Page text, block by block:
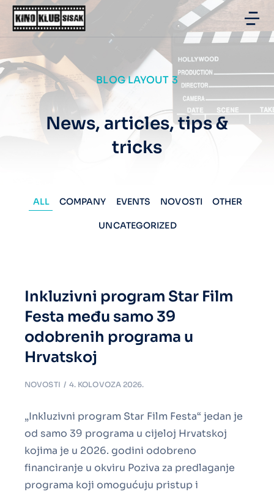
BLOG LAYOUT 3
News, articles, tips &
tricks
ALL COMPANY EVENTS NOVOSTI OTHER
UNCATEGORIZED
Inkluzivni program Star Film
Festa među samo 39
odobrenih programa u
Hrvatskoj
NOVOSTI 4. KOLOVOZA 2026.
„Inkluzivni program Star Film Festa“ jedan je
od samo 39 programa u cijeloj Hrvatskoj
kojima je u 2026. godini odobreno
financiranje u okviru Poziva za predlaganje
programa koji omogućuju pristup i